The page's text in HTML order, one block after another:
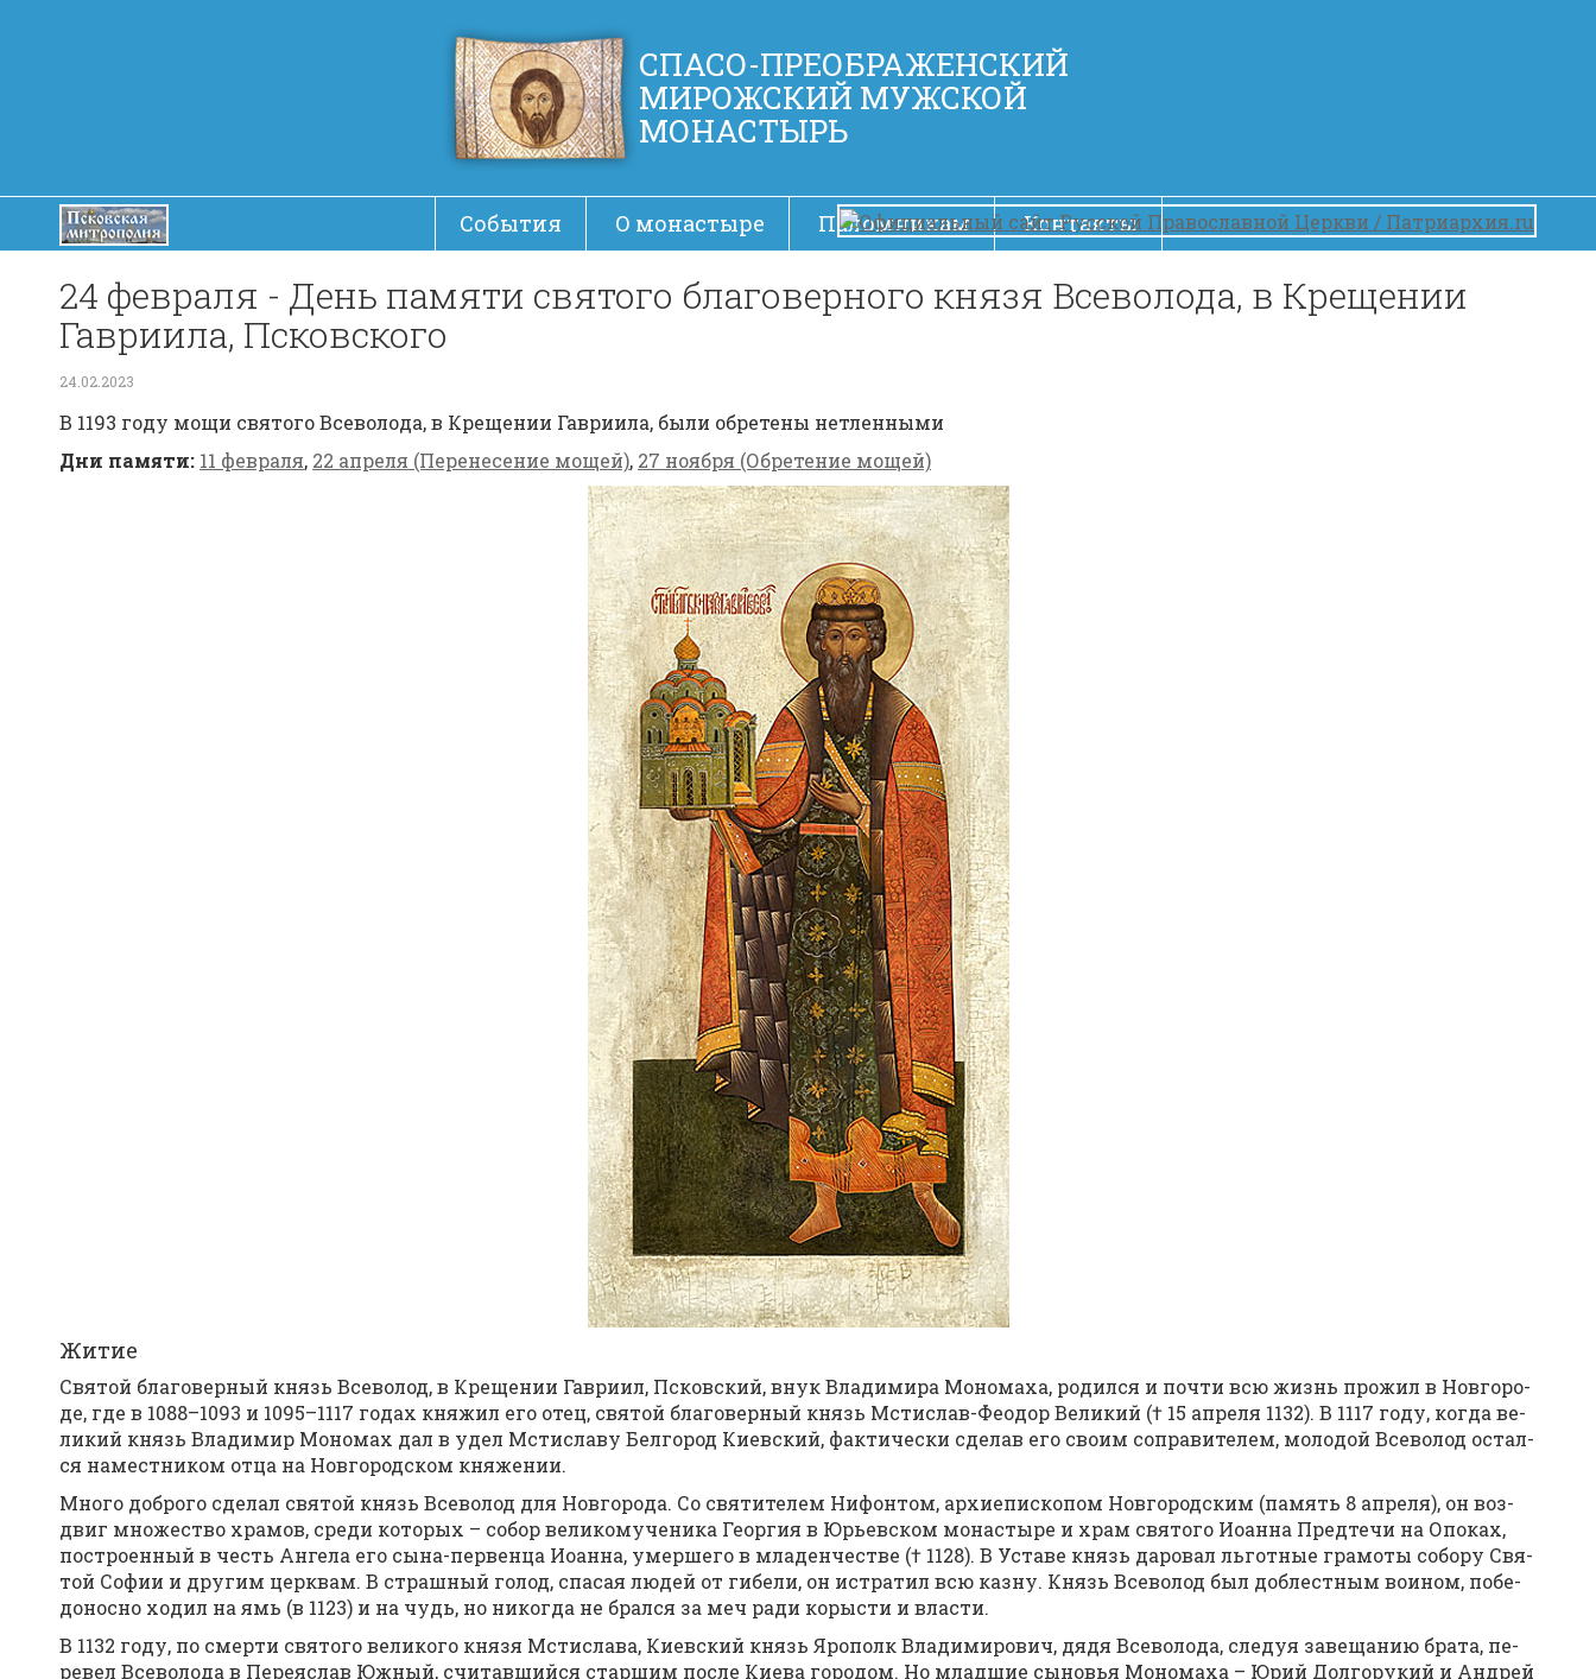
СПАСО-ПРЕОБРАЖЕНСКИЙ
МИРОЖСКИЙ МУЖСКОЙ
МОНАСТЫРЬ
События О монастыре Паломникам Контакты
24 февраля - День памяти святого бла­го­вер­ного князя Все­во­лода, в Кре­ще­нии
Гав­ри­ила, Псков­ского
24.02.2023
В 1193 го­ду мо­щи свя­то­го Все­во­ло­да, в Кре­ще­нии Гав­ри­ила, бы­ли об­ре­те­ны нетлен­ны­ми
Дни памяти: 11 февраля, 22 апреля (Перенесение мощей), 27 ноября (Обретение мощей)
Житие
Свя­той бла­го­вер­ный князь Все­во­лод, в Кре­ще­нии Гав­ри­ил, Псков­ский, внук Вла­ди­ми­ра Мо­но­ма­ха, ро­дил­ся и по­чти всю жизнь про­жил в Нов­го­ро­
де, где в 1088–1093 и 1095–1117 го­дах кня­жил его отец, свя­той бла­го­вер­ный князь Мсти­слав-Фе­о­дор Ве­ли­кий († 15 ап­ре­ля 1132). В 1117 го­ду, ко­гда ве­
ли­кий князь Вла­ди­мир Мо­но­мах дал в удел Мсти­сла­ву Бел­го­род Ки­ев­ский, фак­ти­че­ски сде­лав его сво­им со­пра­ви­те­лем, мо­ло­дой Все­во­лод остал­
ся на­мест­ни­ком от­ца на Нов­го­род­ском кня­же­нии.
Мно­го доб­ро­го сде­лал свя­той князь Все­во­лод для Нов­го­ро­да. Со свя­ти­те­лем Ни­фон­том, ар­хи­епи­ско­пом Нов­го­род­ским (па­мять 8 ап­ре­ля), он воз­
двиг мно­же­ство хра­мов, сре­ди ко­то­рых – со­бор ве­ли­ко­му­че­ни­ка Ге­ор­гия в Юрьев­ском мо­на­сты­ре и храм свя­то­го Иоан­на Пред­те­чи на Опо­ках,
по­стро­ен­ный в честь Ан­ге­ла его сы­на-пер­вен­ца Иоан­на, умер­ше­го в мла­ден­че­стве († 1128). В Уста­ве князь да­ро­вал льгот­ные гра­мо­ты со­бо­ру Свя­
той Со­фии и дру­гим церк­вам. В страш­ный го­лод, спа­сая лю­дей от ги­бе­ли, он ис­тра­тил всю каз­ну. Князь Все­во­лод был доб­лест­ным во­и­ном, по­бе­
до­нос­но хо­дил на ямь (в 1123) и на чудь, но ни­ко­гда не брал­ся за меч ра­ди ко­ры­сти и вла­сти.
В 1132 го­ду, по смер­ти свя­то­го ве­ли­ко­го кня­зя Мсти­сла­ва, Ки­ев­ский князь Яро­полк Вла­ди­ми­ро­вич, дя­дя Все­во­ло­да, сле­дуя за­ве­ща­нию бра­та, пе­
ре­вел Все­во­ло­да в Пе­ре­я­с­лав Юж­ный, счи­тав­ший­ся стар­шим по­сле Ки­е­ва го­ро­дом. Но млад­шие сы­но­вья Мо­но­ма­ха – Юрий Дол­го­ру­кий и Ан­дрей